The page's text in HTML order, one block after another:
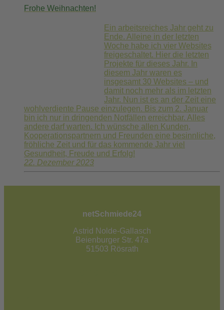
Frohe Weihnachten!
Ein arbeitsreiches Jahr geht zu
Ende. Alleine in der letzten
Woche habe ich vier Websites
freigeschaltet. Hier die letzten
Projekte für dieses Jahr. In
diesem Jahr waren es
insgesamt 30 Websites – und
damit noch mehr als im letzten
Jahr. Nun ist es an der Zeit eine
wohlverdiente Pause einzulegen. Bis zum 2. Januar
bin ich nur in dringenden Notfällen erreichbar. Alles
andere darf warten. Ich wünsche allen Kunden,
Kooperationspartnern und Freunden eine besinnliche,
fröhliche Zeit und für das kommende Jahr viel
Gesundheit, Freude und Erfolg!
22. Dezember 2023
netSchmiede24
Astrid Nolde-Gallasch
Beienburger Str. 47a
51503 Rösrath